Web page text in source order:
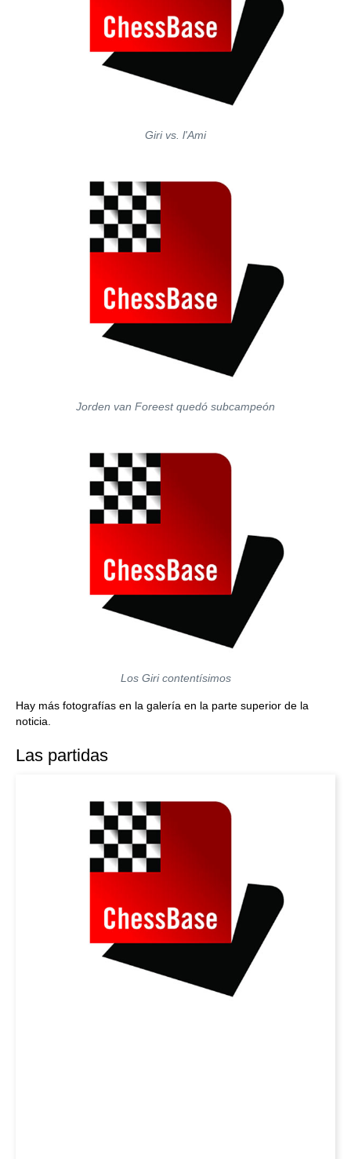
Giri vs. l'Ami
Jorden van Foreest quedó subcampeón
Los Giri contentísimos
Hay más fotografías en la galería en la parte superior de la
noticia.
Las partidas